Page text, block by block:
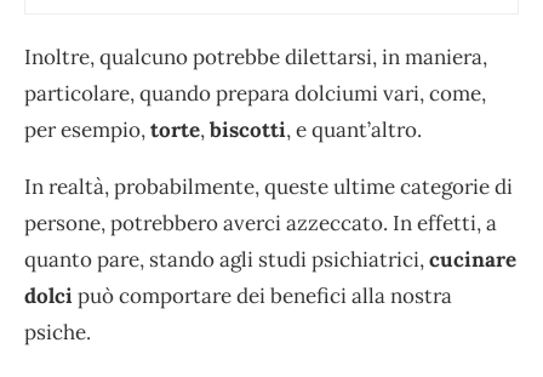
Inoltre, qualcuno potrebbe dilettarsi, in maniera,
particolare, quando prepara dolciumi vari, come,
per esempio,torte,biscotti, e quant’altro.
In realtà, probabilmente, queste ultime categorie di
persone, potrebbero averci azzeccato. In effetti, a
quanto pare, stando agli studi psichiatrici,cucinare
dolcipuò comportare dei benefici alla nostra
psiche.